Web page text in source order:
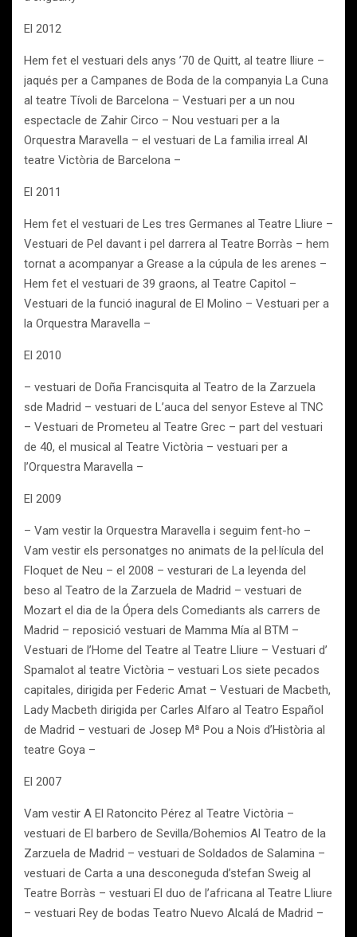
El 2012
Hem fet el vestuari dels anys ’70 de Quitt, al teatre lliure –
jaqués per a Campanes de Boda de la companyia La Cuna
al teatre Tívoli de Barcelona – Vestuari per a un nou
espectacle de Zahir Circo – Nou vestuari per a la
Orquestra Maravella – el vestuari de La familia irreal Al
teatre Victòria de Barcelona –
El 2011
Hem fet el vestuari de Les tres Germanes al Teatre Lliure –
Vestuari de Pel davant i pel darrera al Teatre Borràs – hem
tornat a acompanyar a Grease a la cúpula de les arenes –
Hem fet el vestuari de 39 graons, al Teatre Capitol –
Vestuari de la funció inagural de El Molino – Vestuari per a
la Orquestra Maravella –
El 2010
– vestuari de Doña Francisquita al Teatro de la Zarzuela
sde Madrid – vestuari de L’auca del senyor Esteve al TNC
– Vestuari de Prometeu al Teatre Grec – part del vestuari
de 40, el musical al Teatre Victòria – vestuari per a
l’Orquestra Maravella –
El 2009
– Vam vestir la Orquestra Maravella i seguim fent-ho –
Vam vestir els personatges no animats de la pel·lícula del
Floquet de Neu – el 2008 – vesturari de La leyenda del
beso al Teatro de la Zarzuela de Madrid – vestuari de
Mozart el dia de la Ópera dels Comediants als carrers de
Madrid – reposició vestuari de Mamma Mía al BTM –
Vestuari de l’Home del Teatre al Teatre Lliure – Vestuari d’
Spamalot al teatre Victòria – vestuari Los siete pecados
capitales, dirigida per Federic Amat – Vestuari de Macbeth,
Lady Macbeth dirigida per Carles Alfaro al Teatro Español
de Madrid – vestuari de Josep Mª Pou a Nois d’Història al
teatre Goya –
El 2007
Vam vestir A El Ratoncito Pérez al Teatre Victòria –
vestuari de El barbero de Sevilla/Bohemios Al Teatro de la
Zarzuela de Madrid – vestuari de Soldados de Salamina –
vestuari de Carta a una desconeguda d’stefan Sweig al
Teatre Borràs – vestuari El duo de l’africana al Teatre Lliure
– vestuari Rey de bodas Teatro Nuevo Alcalá de Madrid –